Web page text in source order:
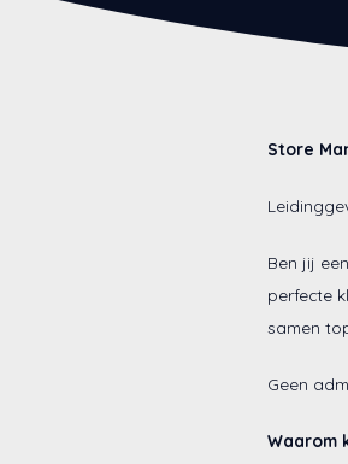
Store
Ben jij
perfecte
samen
Geen
Waarom